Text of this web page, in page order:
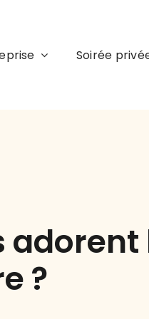
Soirée
adorent
?